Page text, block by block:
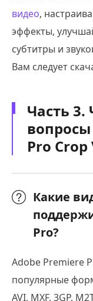
видео,
эффекты,
субтитры и
Вам следует
Часть
Pro Crop
Какие
Pro?
Adobe Premiere
популярные
AVI, MXF, 3GP,